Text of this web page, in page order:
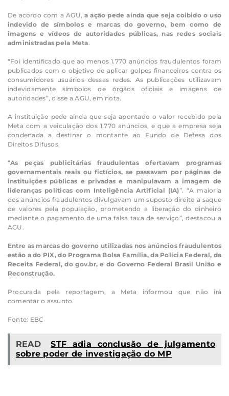
De acordo com a AGU,a ação pede ainda que seja coibido o uso
indevido de símbolos e marcas do governo, bem como de
imagens e vídeos de autoridades públicas, nas redes sociais
administradas pela Meta.
“Foi identificado que ao menos 1.770 anúncios fraudulentos foram
publicados com o objetivo de aplicar golpes financeiros contra os
consumidores usuários dessas redes. As publicações utilizavam
indevidamente símbolos de órgãos oficiais e imagens de
autoridades”, disse a AGU, em nota.
A instituição pede ainda que seja apontado o valor recebido pela
Meta com a veiculação dos 1.770 anúncios, e que a empresa seja
condenada a destinar o montante ao Fundo de Defesa dos
Direitos Difusos.
“As peças publicitárias fraudulentas ofertavam programas
governamentais reais ou fictícios, se passavam por páginas de
instituições públicas e privadas e manipulavam a imagem de
lideranças políticas com Inteligência Artificial (IA)”. “A maioria
dos anúncios fraudulentos divulgavam um suposto direito a saque
de valores pela população, prometendo a liberação do dinheiro
mediante o pagamento de uma falsa taxa de serviço”, destacou a
AGU.
Entre as marcas do governo utilizadas nos anúncios fraudulentos
estão a do PIX, do Programa Bolsa Família, da Polícia Federal, da
Receita Federal, do gov.br, e do Governo Federal Brasil União e
Reconstrução.
Procurada pela reportagem, a Meta informou que não irá
comentar o assunto.
Fonte: EBC
READ
STF adia conclusão de julgamento
sobre poder de investigação do MP